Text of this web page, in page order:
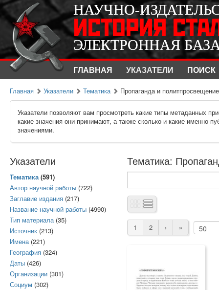
НАУЧНО-
ИСТОРИЯ
ЭЛЕКТРОННАЯ
ГЛАВНАЯ УКАЗАТЕЛИ ПОИСК
НАУЧНО-
ИСТОРИЯ
ЭЛЕКТРОННАЯ
Главная Указатели Тематика Пропаганда и
Указатели позволяют вам просмотреть какие типы метаданных
какие значения они принимают, а также сколько и какие именно
значениями.
Указатели
Тематика(591)
Автор научной работы (722)
Заглавие издания (217)
Название научной работы (4990)
Тип материала(35)
Источник (213)
Имена(221)
География (324)
Даты (426)
Организации (301)
Социум (302)
Тематика:
1 2 › »